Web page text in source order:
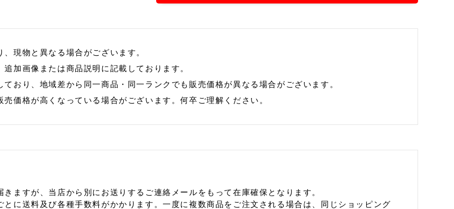
現物と異なる場合がございます。
加画像または商品説明に記載しております。
ており、地域差から同一商品・同一ランクでも販売価格が異なる場合がございます。
価格が高くなっている場合がございます。何卒ご理解ください。
きますが、当店から別にお送りするご連絡メールをもって在庫確保となります。
とに送料及び各種手数料がかかります。一度に複数商品をご注文される場合は、同じショッピング